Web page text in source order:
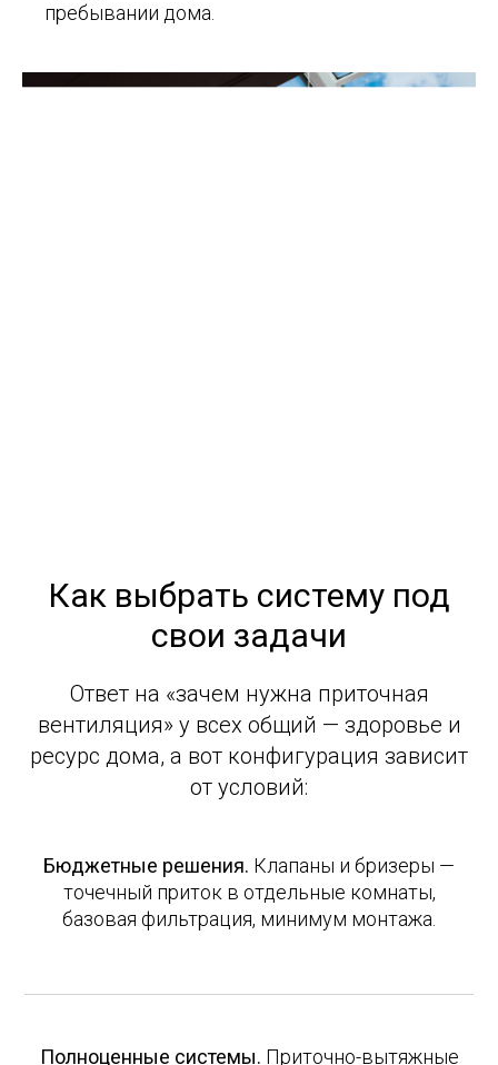
пребывании дома.
Как выбрать систему под
свои задачи
Ответ на «зачем нужна приточная
вентиляция» у всех общий — здоровье и
ресурс дома, а вот конфигурация зависит
от условий:
Бюджетные решения. Клапаны и бризеры —
точечный приток в отдельные комнаты,
базовая фильтрация, минимум монтажа.
Полноценные системы. Приточно-вытяжные